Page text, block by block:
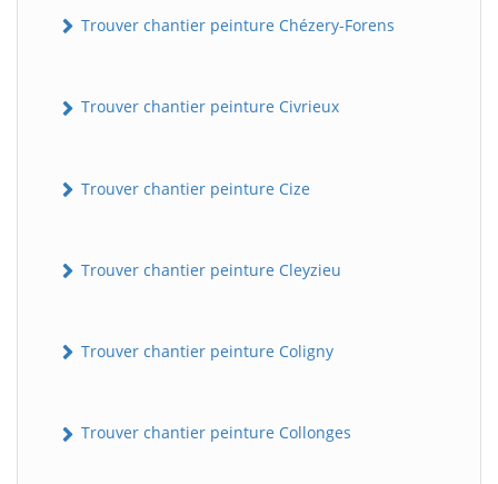
Trouver chantier peinture Chézery-Forens
Trouver chantier peinture Civrieux
Trouver chantier peinture Cize
Trouver chantier peinture Cleyzieu
Trouver chantier peinture Coligny
Trouver chantier peinture Collonges
B Assistant en ligne